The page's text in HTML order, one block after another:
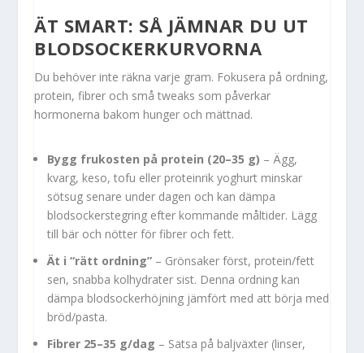
ÄT SMART: SÅ JÄMNAR DU UT
BLODSOCKERKURVORNA
Du behöver inte räkna varje gram. Fokusera på ordning,
protein, fibrer och små tweaks som påverkar
hormonerna bakom hunger och mättnad.
Bygg frukosten på protein (20–35 g) – Ägg,
kvarg, keso, tofu eller proteinrik yoghurt minskar
sötsug senare under dagen och kan dämpa
blodsockerstegring efter kommande måltider. Lägg
till bär och nötter för fibrer och fett.
Ät i “rätt ordning” – Grönsaker först, protein/fett
sen, snabba kolhydrater sist. Denna ordning kan
dämpa blodsockerhöjning jämfört med att börja med
bröd/pasta.
Fibrer 25–35 g/dag – Satsa på baljväxter (linser,